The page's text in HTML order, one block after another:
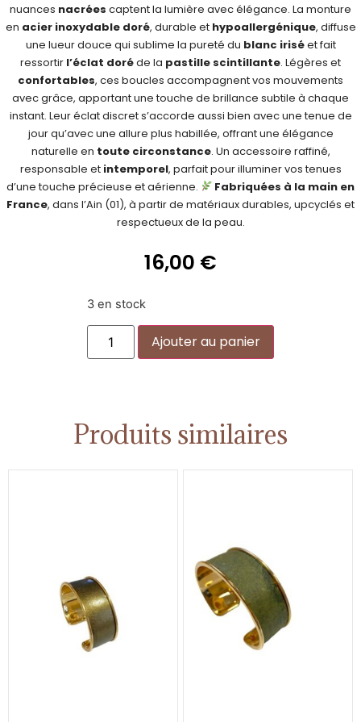
nuances nacrées captent la lumière avec élégance. La monture
en acier inoxydable doré, durable et hypoallergénique, diffuse
une lueur douce qui sublime la pureté du blanc iriséet fait
ressortir l’éclat doréde la pastille scintillante. Légères et
confortables, ces boucles accompagnent vos mouvements
avec grâce, apportant une touche de brillance subtile à chaque
instant. Leur éclat discret s’accorde aussi bien avec une tenue de
jour qu’avec une allure plus habillée, offrant une élégance
naturelle en toute circonstance. Un accessoire raffiné,
responsable et intemporel, parfait pour illuminer vos tenues
d’une touche précieuse et aérienne.
Fabriquées à la main en
France, dans l’Ain (01), à partir de matériaux durables, upcyclés et
respectueux de la peau.
16,00 €
3 en stock
Ajouter au panier
Produits similaires